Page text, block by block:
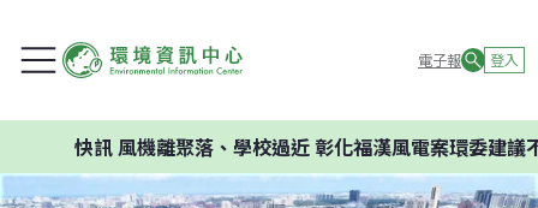
電子報 登入
風機離聚落、學校過近 彰化福漢風電案環委建議不應開